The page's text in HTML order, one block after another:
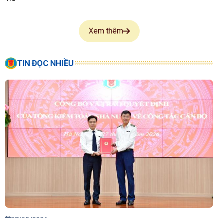
Xem thêm
TIN ĐỌC NHIỀU